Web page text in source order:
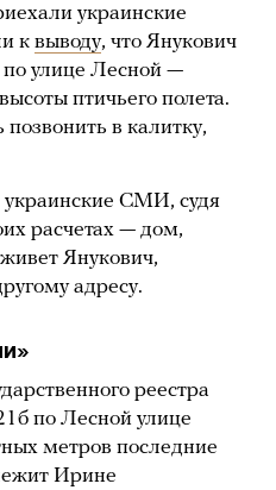
украинские
к выводу, что Янукович
улице Лесной —
птичьего полета.
в калитку,
СМИ, судя
расчетах — дом,
Янукович,
адресу.
реестра
по Лесной улице
метров последние
Ирине